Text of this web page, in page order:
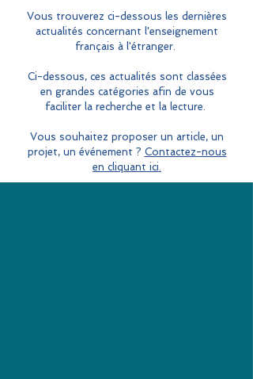
Vous trouverez ci-dessous les dernières
actualités concernant l'enseignement
français à l'étranger.
Ci-dessous, ces actualités sont classées
en grandes catégories afin de vous
faciliter la recherche et la lecture.
Vous souhaitez proposer un article, un
projet, un événement ? Contactez-nous
en cliquant ici.